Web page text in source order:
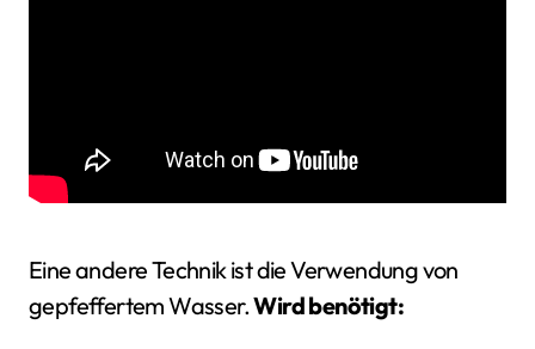
Eine andere Technik ist die Verwendung von
gepfeffertem Wasser.Wird benötigt: